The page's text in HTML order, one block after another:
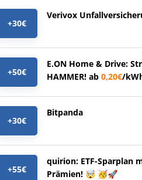
+30€
Verivox
+50€
E.ON Home & Drive:
HAMMER! ab 0,20€/
+30€
Bitpanda
+55€
quirion: ETF-Sparplan
Prämien! 🤯 🥳🚀